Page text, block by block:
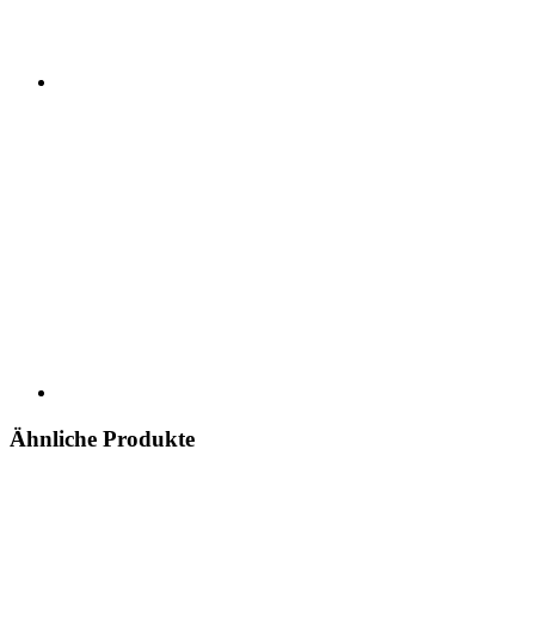
Ähnliche Produkte